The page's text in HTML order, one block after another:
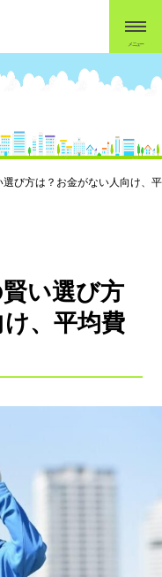
メニュー
び方は？お金がない人向け、平
い選び方
、平均費